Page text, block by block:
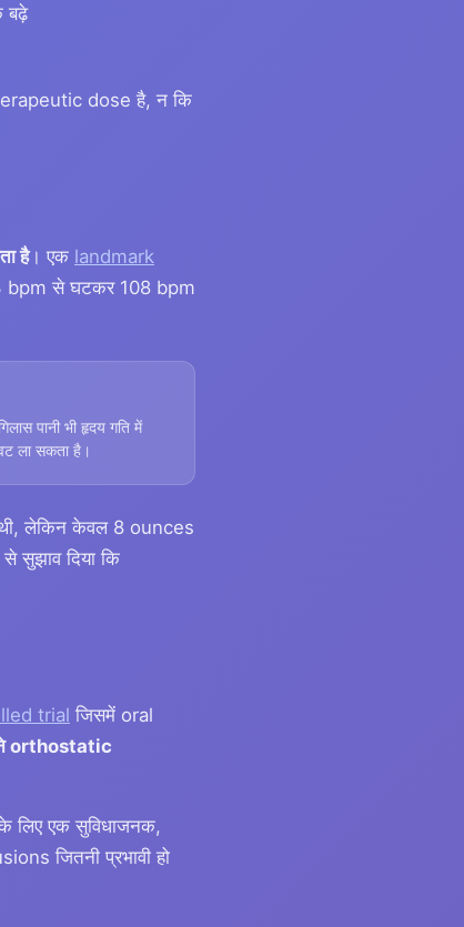
बढ़े
dose है, न कि
है। एक landmark
bpm से घटकर 108 bpm
पानी भी हृदय गति में
ला सकता है।
लेकिन केवल 8 ounces
सुझाव दिया कि
trial जिसमें oral
orthostatic
लिए एक सुविधाजनक,
जितनी प्रभावी हो